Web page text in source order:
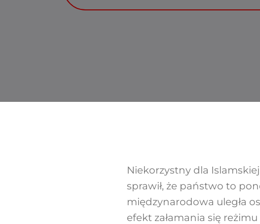
Niekorzystny dla
sprawił, że państwo to
międzynarodowa uległa
efekt załamania się